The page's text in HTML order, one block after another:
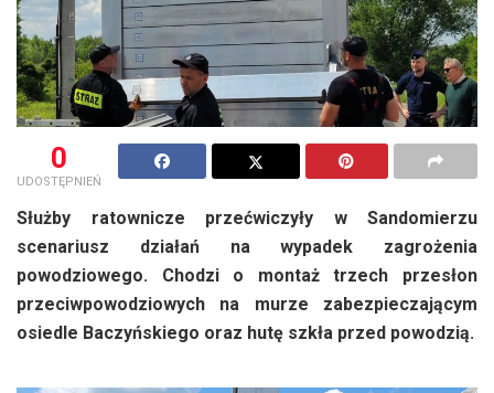
0
UDOSTĘPNIEŃ
Służby ratownicze przećwiczyły w Sandomierzu
scenariusz działań na wypadek zagrożenia
powodziowego. Chodzi o montaż trzech przesłon
przeciwpowodziowych na murze zabezpieczającym
osiedle Baczyńskiego oraz hutę szkła przed powodzią.